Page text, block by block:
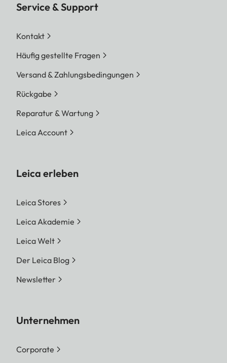
Service & Support
Kontakt
Häufig gestellte Fragen
Versand & Zahlungsbedingungen
Rückgabe
Reparatur & Wartung
Leica Account
Leica erleben
Leica Stores
Leica Akademie
Leica Welt
Der Leica Blog
Newsletter
Unternehmen
Corporate